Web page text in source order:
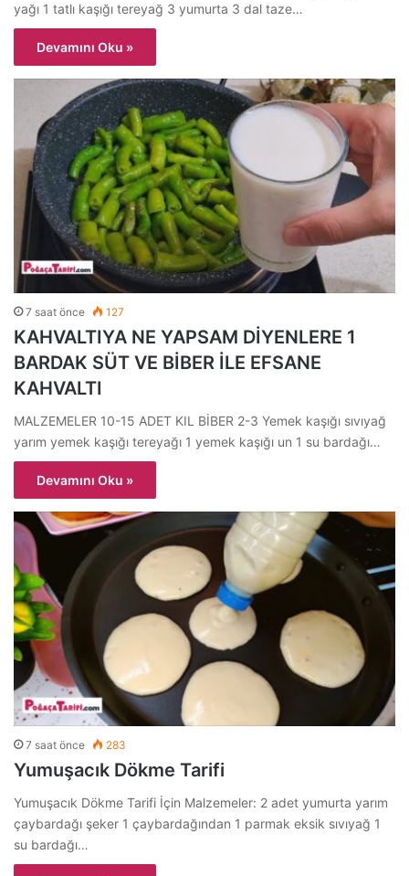
yağı 1 tatlı kaşığı tereyağ 3 yumurta 3 dal taze…
Devamını Oku »
7 saat önce 127
KAHVALTIYA NE YAPSAM DİYENLERE 1
BARDAK SÜT VE BİBER İLE EFSANE
KAHVALTI
MALZEMELER 10-15 ADET KIL BİBER 2-3 Yemek kaşığı sıvıyağ
yarım yemek kaşığı tereyağı 1 yemek kaşığı un 1 su bardağı…
Devamını Oku »
7 saat önce 283
Yumuşacık Dökme Tarifi
Yumuşacık Dökme Tarifi İçin Malzemeler: 2 adet yumurta yarım
çaybardağı şeker 1 çaybardağından 1 parmak eksik sıvıyağ 1
su bardağı…